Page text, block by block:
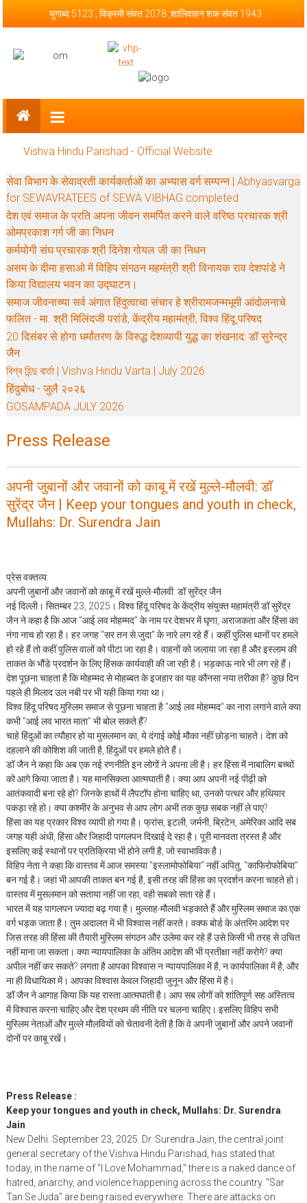
युगाब्द 5123 , विक्रमी संवत 2078 ,शालिवाहन शक संवत 1943
Vishva Hindu Parishad – Official
Website
Vishva Hindu Parishad - Official Website
सेवा विभाग के सेवाव्रती कार्यकर्ताओं का अभ्यास वर्ग सम्पन्न | Abhyasvarga
for SEWAVRATEES of SEWA VIBHAG completed
देश एवं समाज के प्रति अपना जीवन समर्पित करने वाले वरिष्ठ प्रचारक श्री
ओमप्रकाश गर्ग जी का निधन
कर्मयोगी संघ प्रचारक श्री दिनेश गोयल जी का निधन
असम के दीमा हसाओ में विहिप संगठन महमंत्री श्री विनायक राव देशपांडे ने
किया विद्यालय भवन का उद्घाटन।
समाज जीवनाच्या सर्व अंगात हिंदुत्वाचा संचार हे श्रीरामजन्मभूमी आंदोलनाचे
फलित - मा. श्री मिलिंदजी परांडे, केंद्रीय महामंत्री, विश्व हिंदू परिषद
20 दिसंबर से होगा धर्मांतरण के विरुद्ध देशव्यापी युद्ध का शंखनाद: डॉ सुरेन्द्र
जैन
বিশ্ব হিন্দু বার্তা | Vishva Hindu Varta | July 2026
हिंदुबोध - जुलै २०२६
GOSAMPADA JULY 2026
Press Release
अपनी जुबानों और जवानों को काबू में रखें मुल्ले-मौलवी: डॉ
सुरेंद्र जैन | Keep your tongues and youth in check,
Mullahs: Dr. Surendra Jain
प्रेस वक्तव्य:
अपनी जुबानों और जवानों को काबू में रखें मुल्ले-मौलवी: डॉ सुरेंद्र जैन
नई दिल्ली। सितम्बर 23, 2025। विश्व हिंदू परिषद के केंद्रीय संयुक्त महामंत्री डॉ सुरेंद्र
जैन ने कहा है कि आज "आई लव मोहम्मद" के नाम पर देशभर में घृणा, अराजकता और हिंसा का
नंगा नाच हो रहा है। हर जगह "सर तन से जुदा" के नारे लग रहे हैं। कहीं पुलिस थानों पर हमले
हो रहे हैं तो कहीं पुलिस वालों को पीटा जा रहा है। वाहनों को जलाया जा रहा है और इस्लाम की
ताकत के भौंडे प्रदर्शन के लिए हिंसक कार्यवाही की जा रही है। भड़काऊ नारे भी लग रहे हैं।
देश पूछना चाहता है कि मोहम्मद से मोहब्बत के इजहार का यह कौनसा नया तरीका है? कुछ दिन
पहले ही मिलाद उल नबी पर भी यही किया गया था।
विश्व हिंदू परिषद मुस्लिम समाज से पूछना चाहता है "आई लव मोहम्मद" का नारा लगाने वाले क्या
कभी "आई लव भारत माता" भी बोल सकते हैं?
चाहे हिंदुओं का त्यौहार हो या मुसलमान का, ये दंगाई कोई मौका नहीं छोड़ना चाहते। देश को
दहलाने की कोशिश की जाती है, हिंदुओं पर हमले होते हैं।
डॉ जैन ने कहा कि अब एक नई रणनीति इन लोगों ने अपना ली है। हर हिंसा में नाबालिग बच्चों
को आगे किया जाता है। यह मानसिकता आत्मघाती है। क्या आप अपनी नई पीढ़ी को
आतंकवादी बना रहे हो? जिनके हाथों में लैपटॉप होना चाहिए था, उनको पत्थर और हथियार
पकड़ा रहे हो। क्या कश्मीर के अनुभव से आप लोग अभी तक कुछ सबक नहीं ले पाए?
हिंसा का यह प्रकार विश्व व्यापी हो गया है। फ्रांस, इटली, जर्मनी, ब्रिटेन, अमेरिका आदि सब
जगह यही अंधी, हिंसा और जिहादी पागलपन दिखाई दे रहा है। पूरी मानवता त्रस्त है और
इसलिए कई स्थानों पर प्रतिक्रिया भी होने लगी है, जो स्वाभाविक है।
विहिप नेता ने कहा कि वास्तव में आज समस्या "इस्लामोफोबिया" नहीं अपितु, "काफिरोफोबिया"
बन गई है। जहां भी आपकी ताकत बन गई है, इसी तरह की हिंसा का प्रदर्शन करना चाहते हो।
वास्तव में मुसलमान को सताया नहीं जा रहा, वही सबको सता रहे हैं।
भारत में यह पागलपन ज्यादा बढ़ गया है। मुल्लाह-मौलवी भड़काते हैं और मुस्लिम समाज का एक
वर्ग भड़क जाता है। तुम अदालत में भी विश्वास नहीं करते। वक्फ बोर्ड के अंतरिम आदेश पर
जिस तरह की हिंसा की तैयारी मुस्लिम संगठन और उलेमा कर रहे हैं उसे किसी भी तरह से उचित
नहीं माना जा सकता। क्या न्यायपालिका के अंतिम आदेश की भी प्रतीक्षा नहीं करोगे? क्या
अपील नहीं कर सकते? लगता है आपका विश्वास न न्यायपालिका में है, न कार्यपालिका में है, और
ना ही विधायिका में। आपका विश्वास केवल जिहादी जुनून और हिंसा में है।
डॉ जैन ने आगाह किया कि यह रास्ता आत्मघाती है। आप सब लोगों को शांतिपूर्ण सह अस्तित्व
में विश्वास करना चाहिए और देश प्रथम की नीति पर चलना चाहिए। इसलिए विहिप सभी
मुस्लिम नेताओं और मुल्ले मौलवियों को चेतावनी देती है कि वे अपनी जुबानों और अपने जवानों
दोनों पर काबू रखें।
Press Release :
Keep your tongues and youth in check, Mullahs: Dr. Surendra
Jain
New Delhi. September 23, 2025. Dr. Surendra Jain, the central joint
general secretary of the Vishva Hindu Parishad, has stated that
today, in the name of "I Love Mohammad," there is a naked dance of
hatred, anarchy, and violence happening across the country. "Sar
Tan Se Juda" are being raised everywhere. There are attacks on